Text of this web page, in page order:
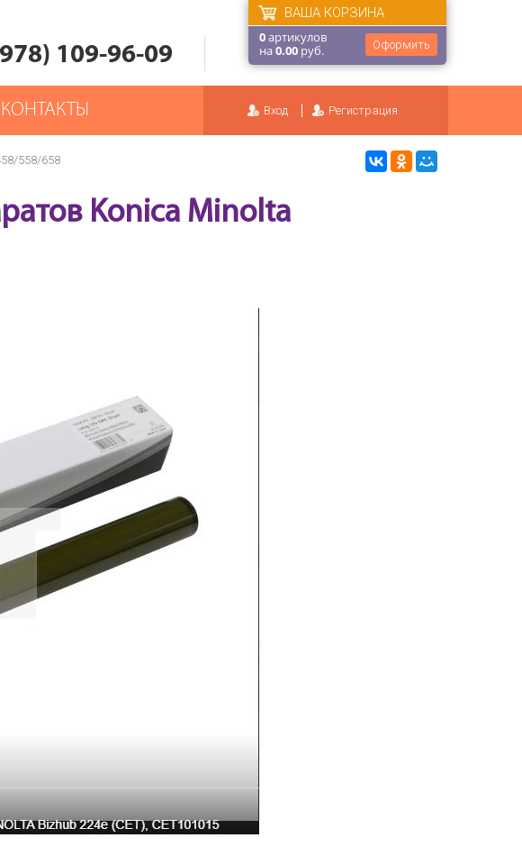
109-96-09 Оформить
ВАША КОРЗИНА
0артикулов
на0.00 руб.
Вход Регистрация
КОНТАКТЫ
558/658
Konica Minolta